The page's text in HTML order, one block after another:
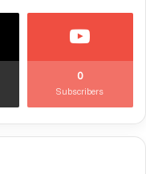
0
Subscribers